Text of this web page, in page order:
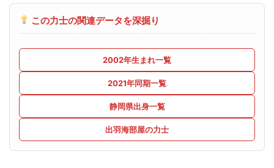
この力士の関連データを深掘り
2002年生まれ一覧
2021年同期一覧
静岡県出身一覧
出羽海部屋の力士